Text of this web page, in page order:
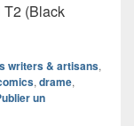
T2 (Black
comics
writers & artisans,
, drame,
un